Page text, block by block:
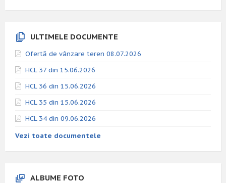
ULTIMELE DOCUMENTE
Ofertă de vânzare teren 08.07.2026
HCL 37 din 15.06.2026
HCL 36 din 15.06.2026
HCL 35 din 15.06.2026
HCL 34 din 09.06.2026
Vezi toate documentele
ALBUME FOTO